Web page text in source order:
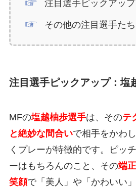
注目選手ピックアッ
その他の注目選手たち
注目選手ピックアップ：塩
MFの塩越柚歩選手は、そのテ
と絶妙な間合いで相手をかわ
くプレーが特徴的です。ピッ
ーはもちろんのこと、その端
笑顔で「美人」や「かわいい